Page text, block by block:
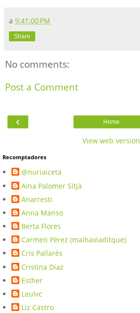
a 9:41:00 PM
Share
No comments:
Post a Comment
‹ Home
View web version
Recomptadores
@nuriaiceta
Aina Palomer Sitjà
Anarresti
Anna Manso
Berta Florés
Carmen Pérez (maihaviaditque)
Cris Pallarès
Cristina Díaz
Esther
Leulvc
Liz Castro